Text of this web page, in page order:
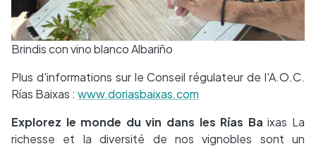
Brindis con vino blanco Albariño
Plus d'informations sur le Conseil régulateur de l'A.O.C.
Rías Baixas : www.doriasbaixas.com
Explorez le monde du vin dans les Rías Ba ixas La
richesse et la diversité de nos vignobles sont un